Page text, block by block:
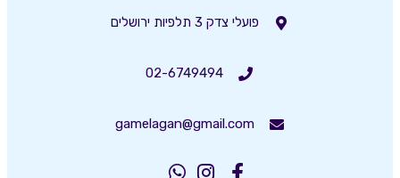
פועלי צדק 3 תלפיות ירושלים
02-6749494
gamelagan@gmail.com